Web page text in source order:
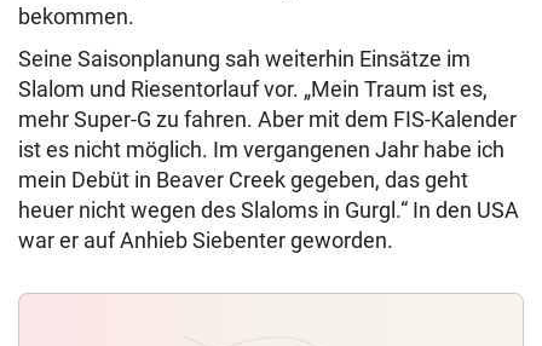
bekommen.
Seine Saisonplanung sah weiterhin Einsätze im
Slalom und Riesentorlauf vor. „Mein Traum ist es,
mehr Super-G zu fahren. Aber mit dem FIS-Kalender
ist es nicht möglich. Im vergangenen Jahr habe ich
mein Debüt in Beaver Creek gegeben, das geht
heuer nicht wegen des Slaloms in Gurgl.“ In den USA
war er auf Anhieb Siebenter geworden.